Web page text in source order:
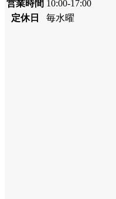
営業時間 10:00-17:00
定休日
毎水曜